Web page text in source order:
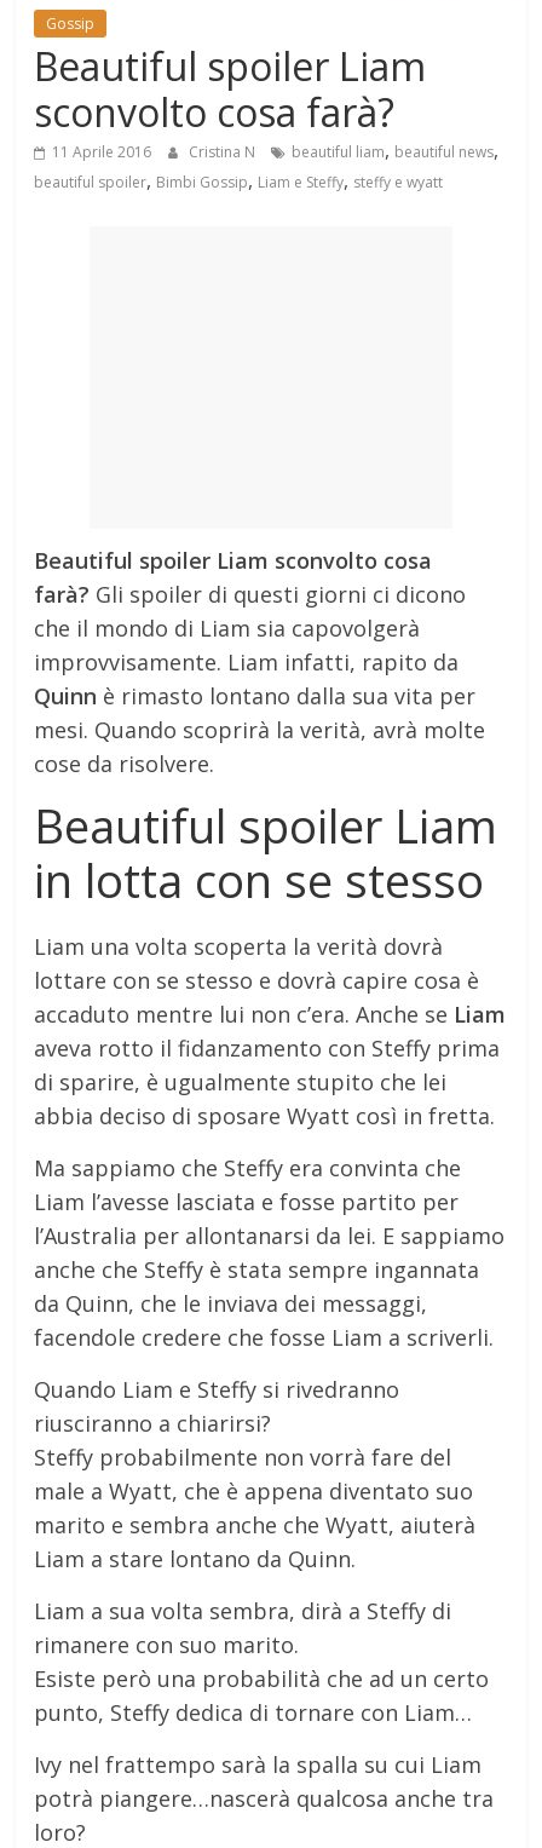
Mondo
Gossip
Beautiful spoiler Liam
sconvolto cosa farà?
11 Aprile 2016 Cristina N beautiful liam, beautiful news,
beautiful spoiler, Bimbi Gossip, Liam e Steffy, steffy e wyatt
Beautiful spoiler Liam sconvolto cosa
farà? Gli spoiler di questi giorni ci dicono
che il mondo di Liam sia capovolgerà
improvvisamente. Liam infatti, rapito da
Quinn è rimasto lontano dalla sua vita per
mesi. Quando scoprirà la verità, avrà molte
cose da risolvere.
Beautiful spoiler Liam
in lotta con se stesso
Liam una volta scoperta la verità dovrà
lottare con se stesso e dovrà capire cosa è
accaduto mentre lui non c’era. Anche se Liam
aveva rotto il fidanzamento con Steffy prima
di sparire, è ugualmente stupito che lei
abbia deciso di sposare Wyatt così in fretta.
Ma sappiamo che Steffy era convinta che
Liam l’avesse lasciata e fosse partito per
l’Australia per allontanarsi da lei. E sappiamo
anche che Steffy è stata sempre ingannata
da Quinn, che le inviava dei messaggi,
facendole credere che fosse Liam a scriverli.
Quando Liam e Steffy si rivedranno
riusciranno a chiarirsi?
Steffy probabilmente non vorrà fare del
male a Wyatt, che è appena diventato suo
marito e sembra anche che Wyatt, aiuterà
Liam a stare lontano da Quinn.
Liam a sua volta sembra, dirà a Steffy di
rimanere con suo marito.
Esiste però una probabilità che ad un certo
punto, Steffy dedica di tornare con Liam…
Ivy nel frattempo sarà la spalla su cui Liam
potrà piangere…nascerà qualcosa anche tra
loro?